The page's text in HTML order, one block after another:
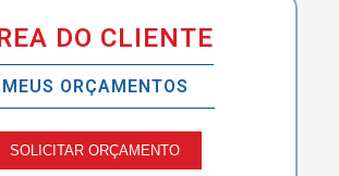
DO CLIENTE
MEUS ORÇAMENTOS
SOLICITAR ORÇAMENTO